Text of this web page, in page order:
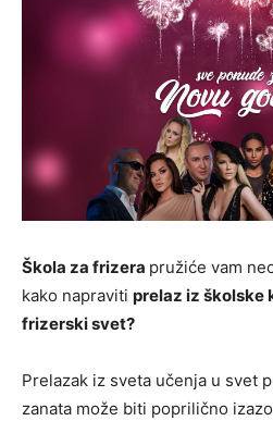
Škola za frizera pružiće vam
kako napraviti prelaz iz školske
frizerski svet?
Prelazak iz sveta učenja u svet
zanata može biti poprilično